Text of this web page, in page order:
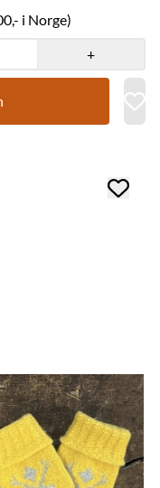
flatt etter vask.
/ Vårt kvalitetsmerke
er
som garanterer at
produkter er laget i Norge og er av god kvalitet.
i Norge)
+